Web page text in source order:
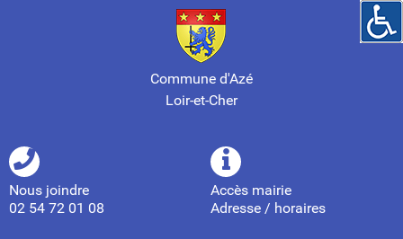
Commune d'Azé
Loir-et-Cher
Nous joindre
02 54 72 01 08
Accès mairie
Adresse / horaires